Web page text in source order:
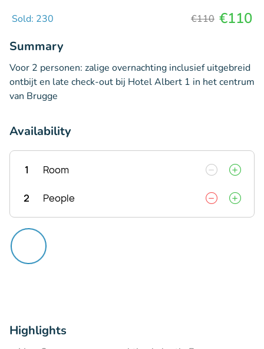
Sold: 230 €110 €110
Summary
Voor 2 personen: zalige overnachting inclusief uitgebreid
ontbijt en late check-out bij Hotel Albert 1 in het centrum
van Brugge
Availability
1 Room
2 People
Highlights